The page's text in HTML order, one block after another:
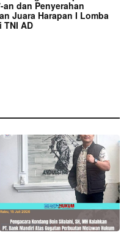
an dan Penyerahan
Juara Harapan I Lomba
TNI AD